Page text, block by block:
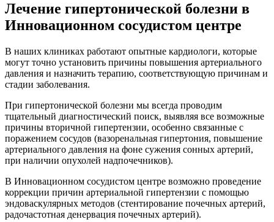
Лечение гипертонической болезни в
Инновационном сосудистом центре
В наших клиниках работают опытные кардиологи, которые
могут точно установить причины повышения артериального
давления и назначить терапию, соответствующую причинам и
стадии заболевания.
При гипертонической болезни мы всегда проводим
тщательный диагностический поиск, выявляя все возможные
причины вторичной гипертензии, особенно связанные с
поражением сосудов (вазоренальная гипертония, повышение
артериального давления на фоне сужения сонных артерий,
при наличии опухолей надпочечников).
В Инновационном сосудистом центре возможно проведение
коррекции причин артериальной гипертензии с помощью
эндоваскулярных методов (стентирование почечных артерий,
радочастотная денервация почечных артерий).